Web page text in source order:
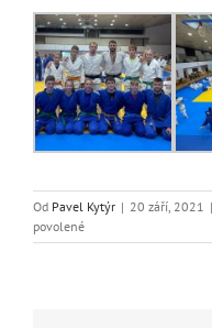
Od Pavel Kytýr | 20 září, 2021 |
povolenéu
textu